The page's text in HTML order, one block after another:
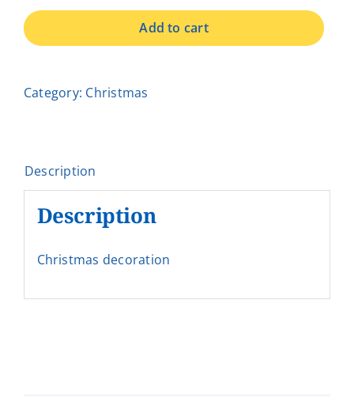
TREE
quantity
Add to cart
Category: Christmas
Description
Description
Christmas decoration